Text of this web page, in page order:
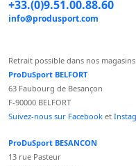
+33.(0)9.51.00.88.60
info@produsport.com
Retrait possible dans nos magasins
ProDuSport BELFORT
63 Faubourg de Besançon
F-90000 BELFORT
Suivez-nous sur Facebook et
ProDuSport BESANCON
13 rue Pasteur